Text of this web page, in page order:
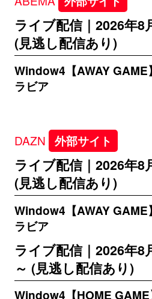
ライブ配信｜2026年8
(見逃し配信あり)
Window4【AWAY GAME
ラビア
DAZN 外部サイト
ライブ配信｜2026年8
(見逃し配信あり)
Window4【AWAY GAME
ラビア
ライブ配信｜2026年8
～ (見逃し配信あり)
Window4【HOME